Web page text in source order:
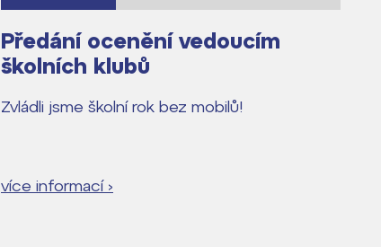
Předání ocenění vedoucím
školních klubů
Zvládli jsme školní rok bez mobilů!
více informací ›